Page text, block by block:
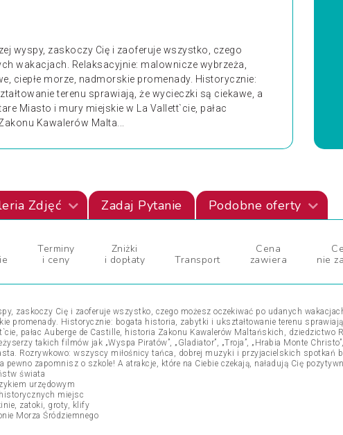
wyspy, zaskoczy Cię i zaoferuje wszystko, czego
wakacjach. Relaksacyjnie: malownicze wybrzeża,
ciepłe morze, nadmorskie promenady. Historycznie:
terenu sprawiają, że wycieczki są ciekawe, a
Miasto i mury miejskie w La Vallett`cie, pałac
Kawalerów Malta...
Zdjęć Zadaj Pytanie Podobne oferty
Terminy
i ceny
Zniżki
i dopłaty
Transport
Cena
zawiera
nie
zaskoczy Cię i zaoferuje wszystko, czego możesz oczekiwać po udanych
promenady. Historycznie: bogata historia, zabytki i ukształtowanie terenu
pałac Auberge de Castille, historia Zakonu Kawalerów Maltańskich, dziedzictwo
takich filmów jak „Wyspa Piratów”, „Gladiator”, „Troja”, „Hrabia Monte
Rozrywkowo: wszyscy miłośnicy tańca, dobrej muzyki i przyjacielskich spotkań
pewno zapomnisz o szkole! A atrakcje, które na Ciebie czekają, naładują Cię
świata
urzędowym
miejsc
zatoki, groty, klify
Morza Śródziemnego